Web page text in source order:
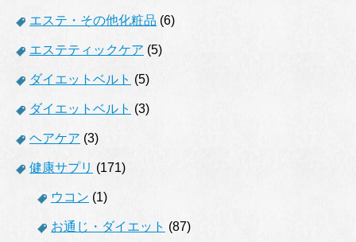
エステ・その他化粧品 (6)
エステティックケア (5)
ダイエットベルト (5)
ダイエットベルト (3)
ヘアケア (3)
健康サプリ (171)
ウコン (1)
お通じ・ダイエット (87)